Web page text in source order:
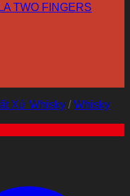
TWO FINGERS
Xứ Whisky / Whisky